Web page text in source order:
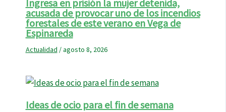
Ingresa en prisión la mujer detenida,
acusada de provocar uno de los incendios
forestales de este verano en Vega de
Espinareda
Actualidad /agosto 8, 2026
Ideas de ocio para el fin de semana